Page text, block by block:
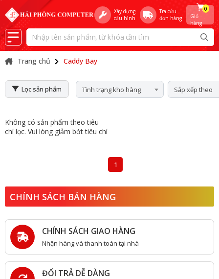
Xây dựng
cấu hình
Tra cứu
đơn hàng
Giỏ
hàng
0
Trang chủ Caddy Bay
Lọc sản phẩm Tình trạng kho hàng Sắp xếp theo
Không có sản phẩm theo tiêu
chí lọc. Vui lòng giảm bớt tiêu chí
1
CHÍNH SÁCH BÁN HÀNG
CHÍNH SÁCH GIAO HÀNG
Nhận hàng và thanh toán tại nhà
ĐỔI TRẢ DỄ DÀNG